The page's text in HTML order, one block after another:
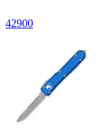
42900